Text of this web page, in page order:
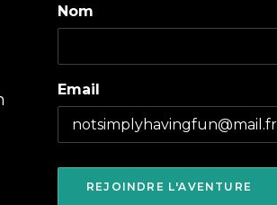
Nom
Email